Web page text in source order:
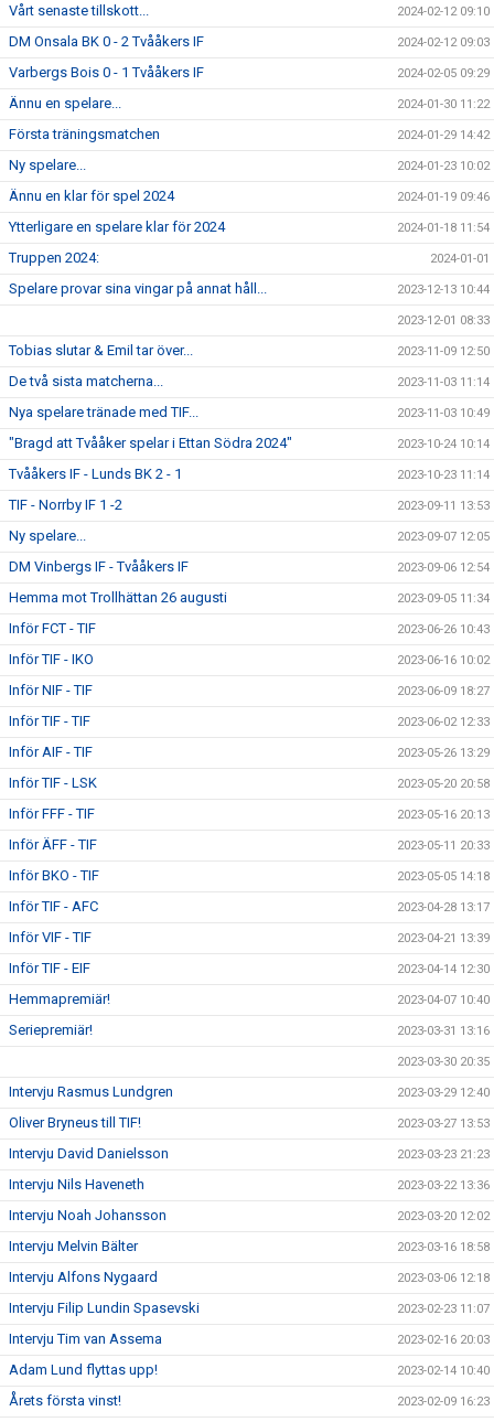
Vårt senaste tillskott... 2024-02-12 09:10
DM Onsala BK 0 - 2 Tvååkers IF 2024-02-12 09:03
Varbergs Bois 0 - 1 Tvååkers IF 2024-02-05 09:29
Ännu en spelare... 2024-01-30 11:22
Första träningsmatchen 2024-01-29 14:42
Ny spelare... 2024-01-23 10:02
Ännu en klar för spel 2024 2024-01-19 09:46
Ytterligare en spelare klar för 2024 2024-01-18 11:54
Truppen 2024: 2024-01-01
Spelare provar sina vingar på annat håll... 2023-12-13 10:44
2023-12-01 08:33
Tobias slutar & Emil tar över... 2023-11-09 12:50
De två sista matcherna... 2023-11-03 11:14
Nya spelare tränade med TIF... 2023-11-03 10:49
"Bragd att Tvååker spelar i Ettan Södra 2024" 2023-10-24 10:14
Tvååkers IF - Lunds BK 2 - 1 2023-10-23 11:14
TIF - Norrby IF 1 -2 2023-09-11 13:53
Ny spelare... 2023-09-07 12:05
DM Vinbergs IF - Tvååkers IF 2023-09-06 12:54
Hemma mot Trollhättan 26 augusti 2023-09-05 11:34
Inför FCT - TIF 2023-06-26 10:43
Inför TIF - IKO 2023-06-16 10:02
Inför NIF - TIF 2023-06-09 18:27
Inför TIF - TIF 2023-06-02 12:33
Inför AIF - TIF 2023-05-26 13:29
Inför TIF - LSK 2023-05-20 20:58
Inför FFF - TIF 2023-05-16 20:13
Inför ÄFF - TIF 2023-05-11 20:33
Inför BKO - TIF 2023-05-05 14:18
Inför TIF - AFC 2023-04-28 13:17
Inför VIF - TIF 2023-04-21 13:39
Inför TIF - EIF 2023-04-14 12:30
Hemmapremiär! 2023-04-07 10:40
Seriepremiär! 2023-03-31 13:16
2023-03-30 20:35
Intervju Rasmus Lundgren 2023-03-29 12:40
Oliver Bryneus till TIF! 2023-03-27 13:53
Intervju David Danielsson 2023-03-23 21:23
Intervju Nils Haveneth 2023-03-22 13:36
Intervju Noah Johansson 2023-03-20 12:02
Intervju Melvin Bälter 2023-03-16 18:58
Intervju Alfons Nygaard 2023-03-06 12:18
Intervju Filip Lundin Spasevski 2023-02-23 11:07
Intervju Tim van Assema 2023-02-16 20:03
Adam Lund flyttas upp! 2023-02-14 10:40
Årets första vinst! 2023-02-09 16:23